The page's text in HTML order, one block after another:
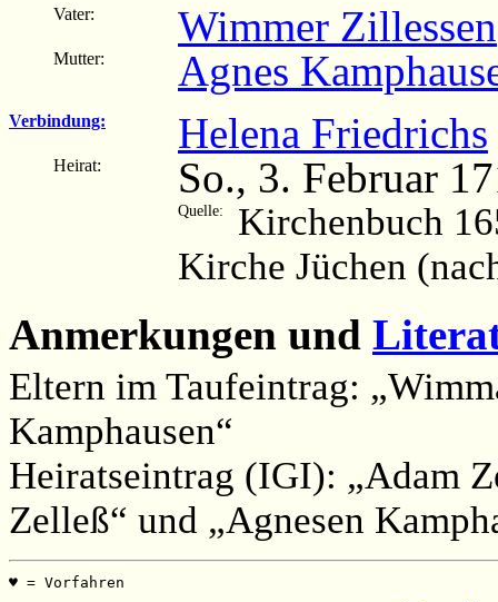
Vater: Wimmer Zillessen
Mutter: Agnes
Verbindung: Helena Friedrichs
Heirat: So., 3. Februar
Quelle:
Kirchenbuch
Kirche Jüchen
Anmerkungen und
Eltern im Taufeintrag:
Kamphausen“
Heiratseintrag (IGI): „Adam
Zelleß“ und „Agnesen
♥ = Vorfahren